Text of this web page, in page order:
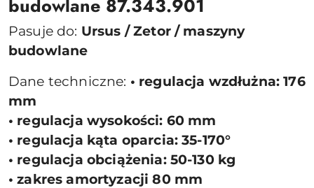
budowlane 87.343.901
Pasuje do: Ursus / Zetor / maszyny
budowlane
Dane techniczne: • regulacja wzdłużna: 176
mm
• regulacja wysokości: 60 mm
• regulacja kąta oparcia: 35-170°
• regulacja obciążenia: 50-130 kg
• zakres amortyzacji 80 mm